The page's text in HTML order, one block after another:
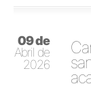
09 de
Abril de
2026